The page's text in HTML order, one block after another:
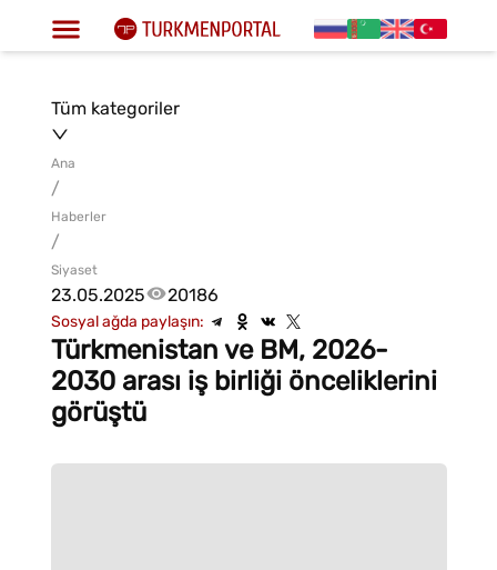
Tüm kategoriler
Ana
/
Haberler
/
Siyaset
23.05.2025 20186
Sosyal ağda paylaşın:
Türkmenistan ve BM, 2026-
2030 arası iş birliği önceliklerini
görüştü